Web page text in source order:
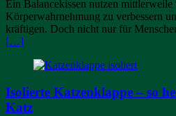
Ein Balancekissen nutzen
Körperwahrnehmung zu verbessern
kräftigen. Doch nicht nur für
[…]
Isolierte Katzenklappe – so
Katz